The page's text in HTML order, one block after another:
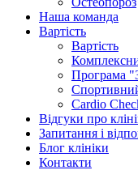
Наша команда
Вартість
Вартість
Програма
Cardio
Відгуки про
Запитання і
Блог клініки
Контакти